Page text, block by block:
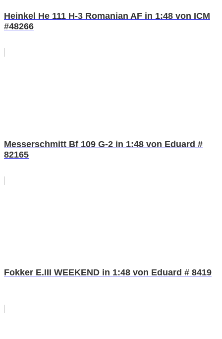
Heinkel He 111 H-3 Romanian AF in 1:48 von ICM
#48266
Messerschmitt Bf 109 G-2 in 1:48 von Eduard #
82165
Fokker E.III WEEKEND in 1:48 von Eduard # 8419